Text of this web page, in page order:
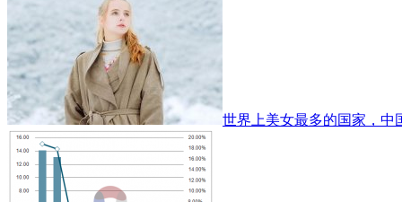
世界上美女最多的国家，中